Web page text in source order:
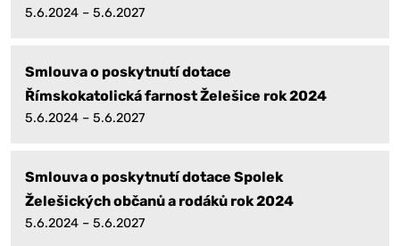
5.6.2024 – 5.6.2027
Smlouva o poskytnutí dotace
Římskokatolická farnost Želešice rok 2024
5.6.2024 – 5.6.2027
Smlouva o poskytnutí dotace Spolek
Želešických občanů a rodáků rok 2024
5.6.2024 – 5.6.2027